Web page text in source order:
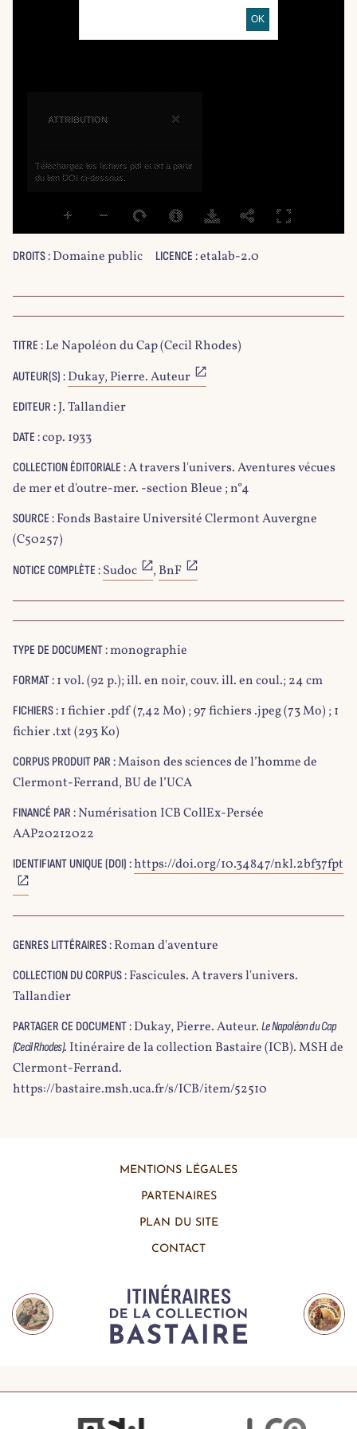
ATTRIBUTION ×
Téléchargez les fichiers pdf et txt à partir
du lien DOI ci-dessous.
OK
DROITS : Domaine public LICENCE :etalab-2.0
TITRE : Le Napoléon du Cap (Cecil Rhodes)
AUTEUR(S) : Dukay, Pierre. Auteur
EDITEUR :J. Tallandier
DATE :cop. 1933
COLLECTION ÉDITORIALE :A travers l'univers. Aventures vécues
de mer et d'outre-mer. -section Bleue ; n°4
SOURCE : Fonds Bastaire Université Clermont Auvergne
(C50257)
NOTICE COMPLÈTE : Sudoc ,BnF
TYPE DE DOCUMENT :monographie
FORMAT : 1 vol. (92 p.); ill. en noir, couv. ill. en coul.; 24 cm
FICHIERS : 1 fichier .pdf (7,42 Mo) ; 97 fichiers .jpeg (73 Mo) ; 1
fichier .txt (293 Ko)
CORPUS PRODUIT PAR :Maison des sciences de l’homme de
Clermont-Ferrand, BU de l’UCA
FINANCÉ PAR : Numérisation ICB CollEx-Persée
AAP20212022
IDENTIFIANT UNIQUE (DOI) :https://doi.org/10.34847/nkl.2bf37fpt
GENRES LITTÉRAIRES : Roman d'aventure
COLLECTION DU CORPUS : Fascicules. A travers l'univers.
Tallandier
PARTAGER CE DOCUMENT : Dukay, Pierre. Auteur. Le Napoléon du Cap
(Cecil Rhodes). Itinéraire de la collection Bastaire (ICB). MSH de
Clermont-Ferrand.
https://bastaire.msh.uca.fr/s/ICB/item/52510
MENTIONS LÉGALES
PARTENAIRES
PLAN DU SITE
CONTACT